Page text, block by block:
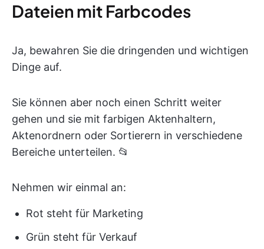
Dateien mit Farbcodes
Ja, bewahren Sie die dringenden und wichtigen
Dinge auf.
Sie können aber noch einen Schritt weiter
gehen und sie mit farbigen Aktenhaltern,
Aktenordnern oder Sortierern in verschiedene
Bereiche unterteilen. 📂
Nehmen wir einmal an:
Rot steht für Marketing
Grün steht für Verkauf